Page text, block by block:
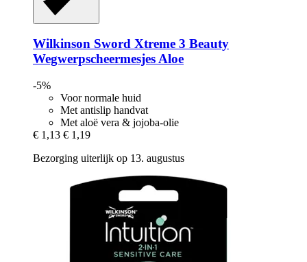
Wilkinson Sword Xtreme 3 Beauty
Wegwerpscheermesjes Aloe
-5%
Voor normale huid
Met antislip handvat
Met aloë vera & jojoba-olie
€ 1,13 € 1,19
Bezorging uiterlijk op 13. augustus